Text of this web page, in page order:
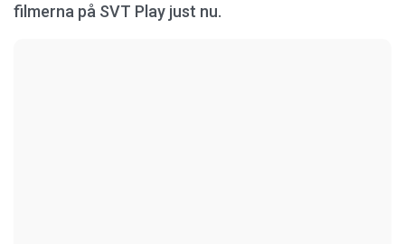
filmerna på SVT Play just nu.